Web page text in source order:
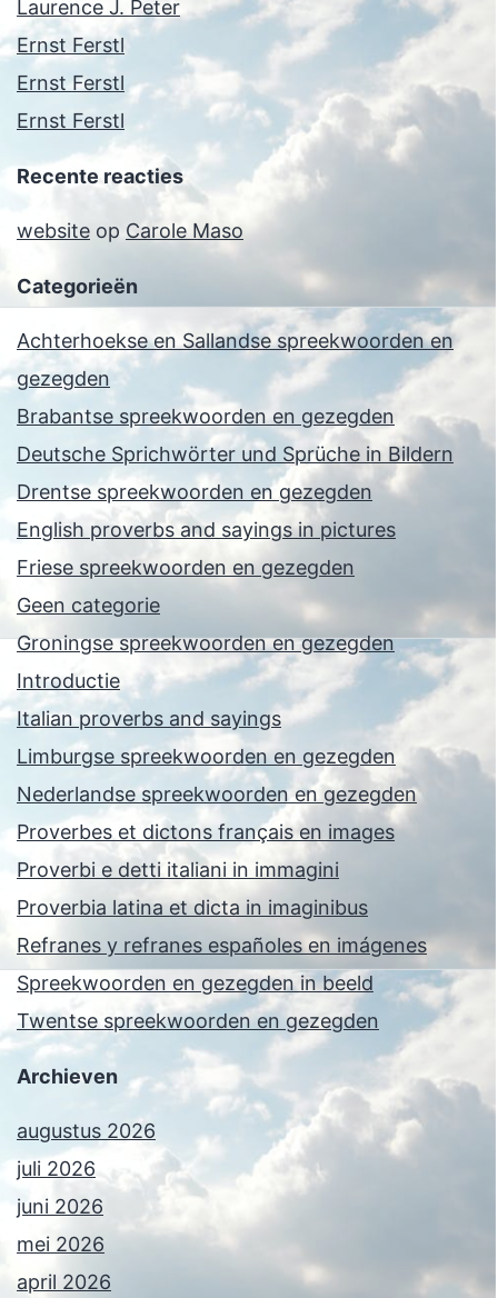
Laurence J. Peter
Ernst Ferstl
Ernst Ferstl
Ernst Ferstl
Recente reacties
website op Carole Maso
Categorieën
Achterhoekse en Sallandse spreekwoorden en
gezegden
Brabantse spreekwoorden en gezegden
Deutsche Sprichwörter und Sprüche in Bildern
Drentse spreekwoorden en gezegden
English proverbs and sayings in pictures
Friese spreekwoorden en gezegden
Geen categorie
Groningse spreekwoorden en gezegden
Introductie
Italian proverbs and sayings
Limburgse spreekwoorden en gezegden
Nederlandse spreekwoorden en gezegden
Proverbes et dictons français en images
Proverbi e detti italiani in immagini
Proverbia latina et dicta in imaginibus
Refranes y refranes españoles en imágenes
Spreekwoorden en gezegden in beeld
Twentse spreekwoorden en gezegden
Archieven
augustus 2026
juli 2026
juni 2026
mei 2026
april 2026